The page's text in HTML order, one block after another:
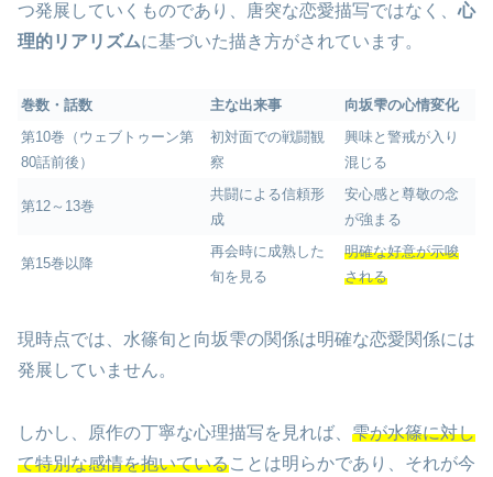
つ発展していくものであり、唐突な恋愛描写ではなく、心
理的リアリズムに基づいた描き方がされています。
巻数・話数 主な出来事
向坂雫の心情変化
第10巻（ウェブトゥーン第
80話前後）
初対面での戦闘観
察
興味と警戒が入り
混じる
第12～13巻
共闘による信頼形
成
安心感と尊敬の念
が強まる
第15巻以降
再会時に成熟した
旬を見る
明確な好意が示唆
される
現時点では、水篠旬と向坂雫の関係は明確な恋愛関係には
発展していません。
しかし、原作の丁寧な心理描写を見れば、 雫が水篠に対し
て特別な感情を抱いていることは明らかであり、それが今